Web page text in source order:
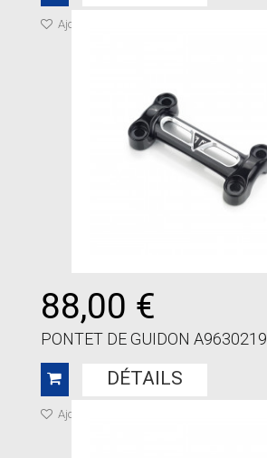
Ajouter à ma liste de cadeaux
88,00 €
PONTET DE GUIDON A9630219
DÉTAILS
Ajouter à ma liste de cadeaux